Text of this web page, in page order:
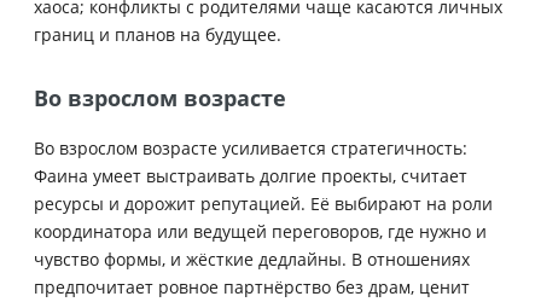
хаоса; конфликты с родителями чаще касаются личных
границ и планов на будущее.
Во взрослом возрасте
Во взрослом возрасте усиливается стратегичность:
Фаина умеет выстраивать долгие проекты, считает
ресурсы и дорожит репутацией. Её выбирают на роли
координатора или ведущей переговоров, где нужно и
чувство формы, и жёсткие дедлайны. В отношениях
предпочитает ровное партнёрство без драм, ценит